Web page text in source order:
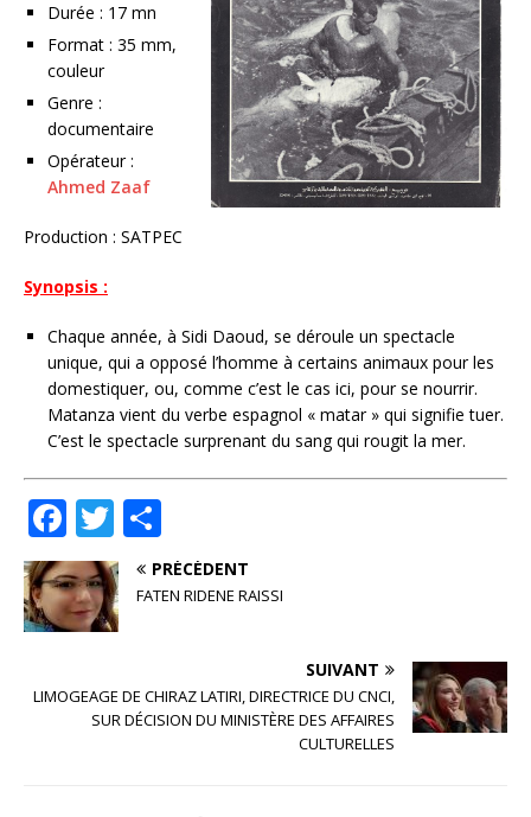
Durée : 17 mn
Format : 35 mm,
couleur
Genre :
documentaire
Opérateur :
Ahmed Zaaf
Production : SATPEC
Synopsis :
Chaque année, à Sidi Daoud, se déroule un spectacle
unique, qui a opposé l’homme à certains animaux pour les
domestiquer, ou, comme c’est le cas ici, pour se nourrir.
Matanza vient du verbe espagnol « matar » qui signifie tuer.
C’est le spectacle surprenant du sang qui rougit la mer.
F
a
c
e
o
T
w
it
te
ar
ta
r
PRÉCÉDENT
FATEN RIDENE RAISSI
SUIVANT
LIMOGEAGE DE CHIRAZ LATIRI, DIRECTRICE DU CNCI,
SUR DÉCISION DU MINISTÈRE DES AFFAIRES
CULTURELLES